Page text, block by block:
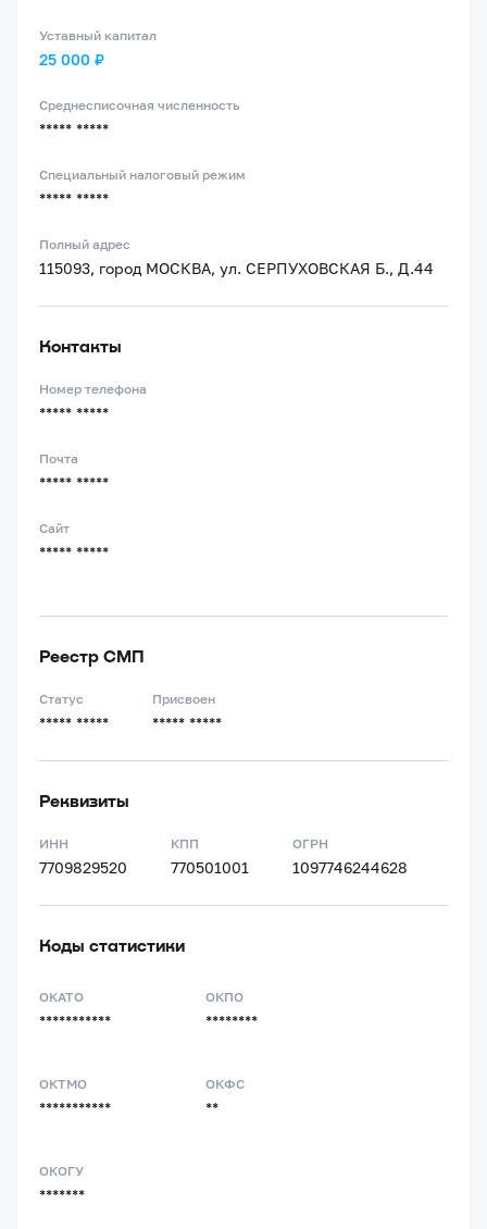
Уставный капитал
25 000 ₽
Среднесписочная численность
***** *****
Специальный налоговый режим
***** *****
Полный адрес
115093, город МОСКВА, ул. СЕРПУХОВСКАЯ Б., Д.44
Контакты
Номер телефона
***** *****
Почта
***** *****
Сайт
***** *****
Реестр СМП
Статус
***** *****
Присвоен
***** *****
Реквизиты
ИНН
7709829520
КПП
770501001
ОГРН
1097746244628
Коды статистики
ОКАТО
***********
ОКПО
********
ОКТМО
***********
ОКФС
**
ОКОГУ
*******